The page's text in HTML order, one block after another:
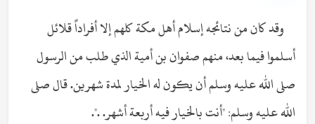
وقد كان من نتائجه إسلام أهل مكة كلهم إلا أفراداً قلائل
أسلموا فيما بعد، منهم صفوان بن أمية الذي طلب من الرسول
صلى الله عليه وسلم أن يكون له الخيار لمدة شهرين. قال صلى
الله عليه وسلم: "أنت بالخيار فيه أربعة أشهر. .".